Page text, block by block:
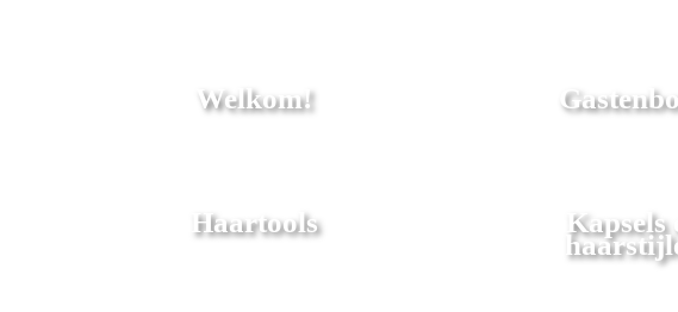
Welkom!
Haartools Kapsels